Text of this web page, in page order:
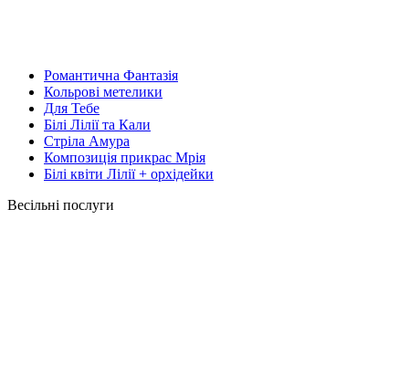
Романтична Фантазія
Кольрові метелики
Для Тебе
Білі Лілії та Кали
Стріла Амура
Композиція прикрас Мрія
Білі квіти Лілії + орхідейки
Весільні послуги